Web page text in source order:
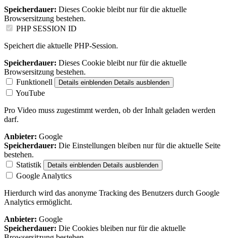
Speicherdauer: Dieses Cookie bleibt nur für die aktuelle
Browsersitzung bestehen.
PHP SESSION ID
Speichert die aktuelle PHP-Session.
Speicherdauer: Dieses Cookie bleibt nur für die aktuelle
Browsersitzung bestehen.
Funktionell
Details einblenden Details ausblenden
YouTube
Pro Video muss zugestimmt werden, ob der Inhalt geladen werden
darf.
Anbieter: Google
Speicherdauer: Die Einstellungen bleiben nur für die aktuelle Seite
bestehen.
Statistik
Details einblenden Details ausblenden
Google Analytics
Hierdurch wird das anonyme Tracking des Benutzers durch Google
Analytics ermöglicht.
Anbieter: Google
Speicherdauer: Die Cookies bleiben nur für die aktuelle